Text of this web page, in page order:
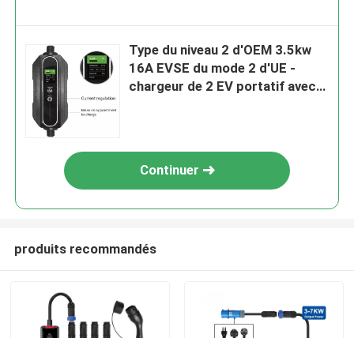
Type du niveau 2 d'OEM 3.5kw
16A EVSE du mode 2 d'UE -
chargeur de 2 EV portatif avec
Continuer
produits recommandés